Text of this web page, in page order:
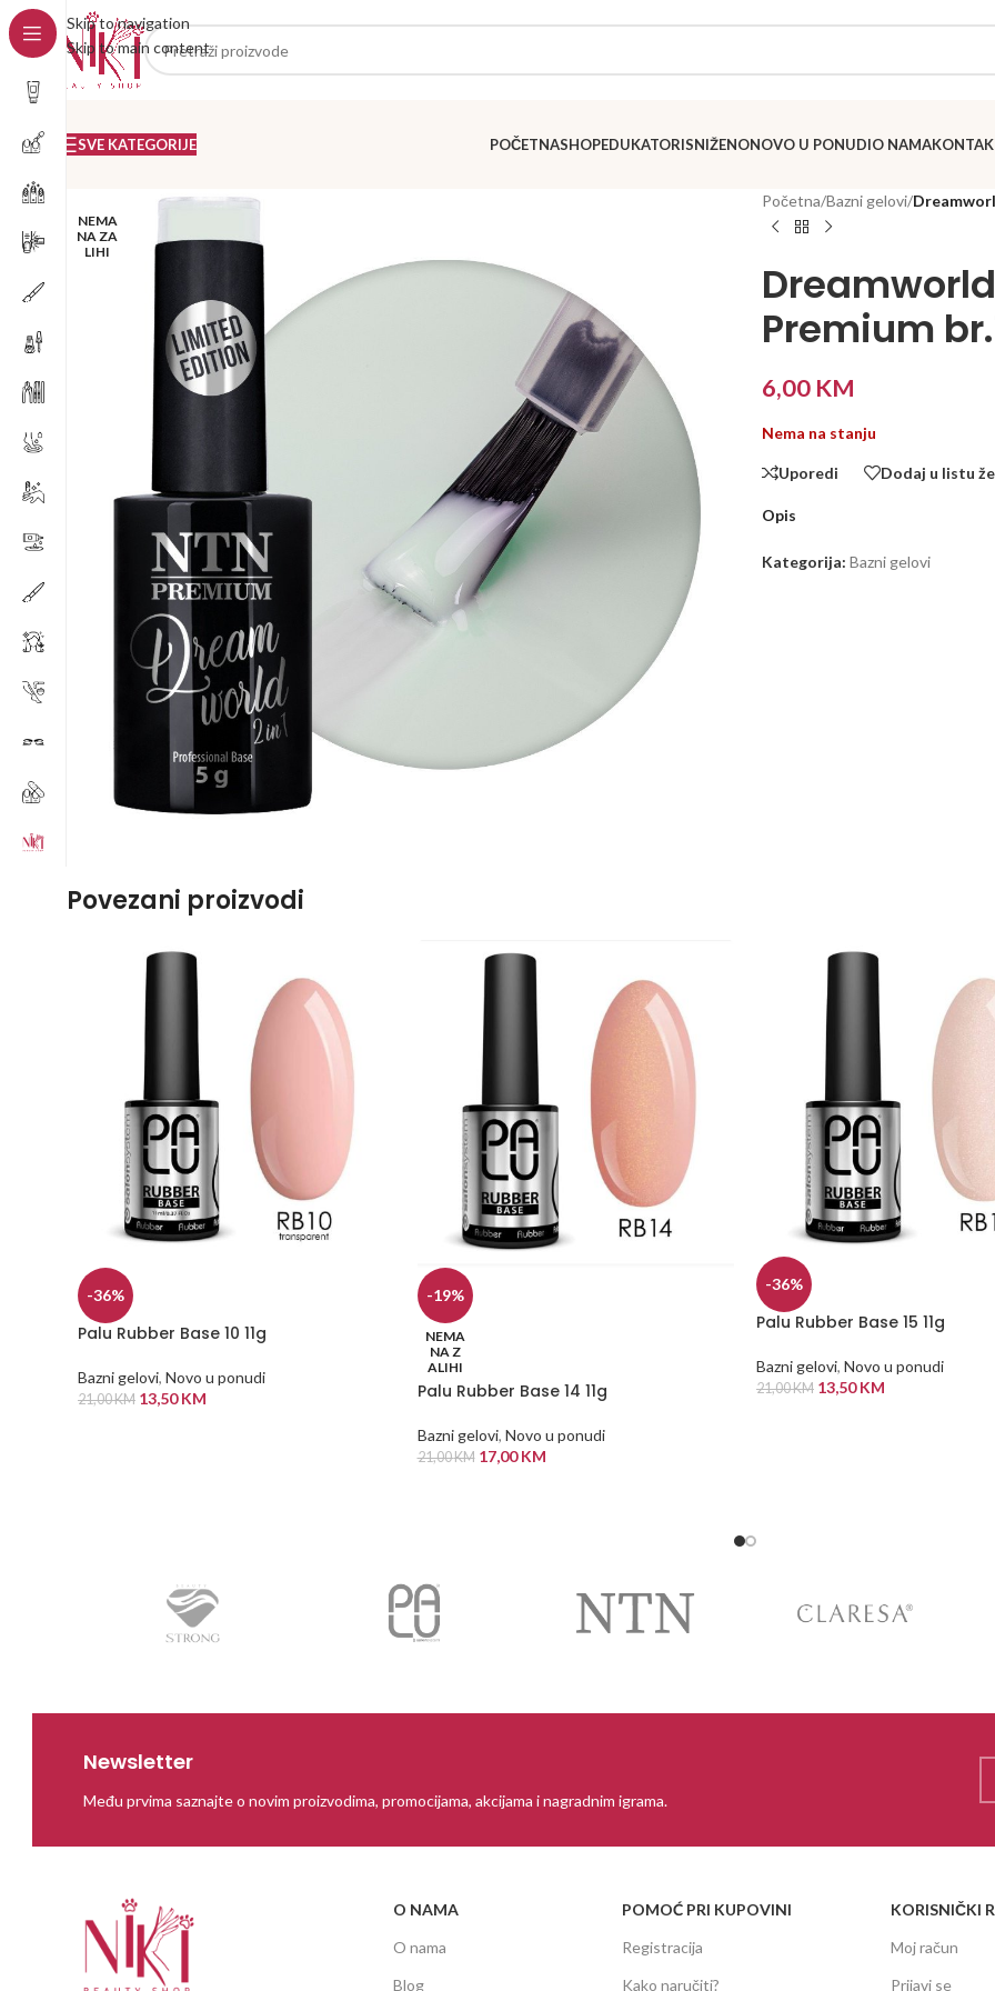
Skip to navigation
Skip to main content
SVE KATEGORIJE POČETNASHOPEDUKATORISNIŽENONOVO U PONUDIO NAMA
NEMA
NA ZA
LIHI
Početna/Bazni gelovi/
Dreamworld
Premium
6,00 KM
Nema na stanju
Uporedi Dodaj u listu
Opis
Kategorija: Bazni gelovi
Povezani proizvodi
-36%
Palu Rubber Base 10 11g
Bazni gelovi, Novo u ponudi
21,00KM 13,50KM
-19%
NEMA
NA Z
ALIHI
Palu Rubber Base 14 11g
Bazni gelovi, Novo u ponudi
21,00KM 17,00KM
-36%
Palu Rubber Base 15 11g
Bazni gelovi, Novo u ponudi
21,00KM 13,50KM
Newsletter
Među prvima saznajte o novim proizvodima, promocijama, akcijama i nagradnim igrama.
O NAMA
O nama
Blog
POMOĆ PRI KUPOVINI
Registracija
Kako naručiti?
KORISNIČKI
Moj račun
Prijavi se